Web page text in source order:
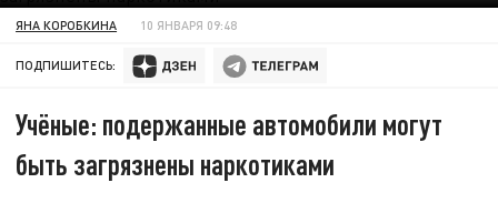
ЯНА КОРОБКИНА 10 ЯНВАРЯ 09:48
ПОДПИШИТЕСЬ:
Учёные: подержанные автомобили могут
быть загрязнены наркотиками